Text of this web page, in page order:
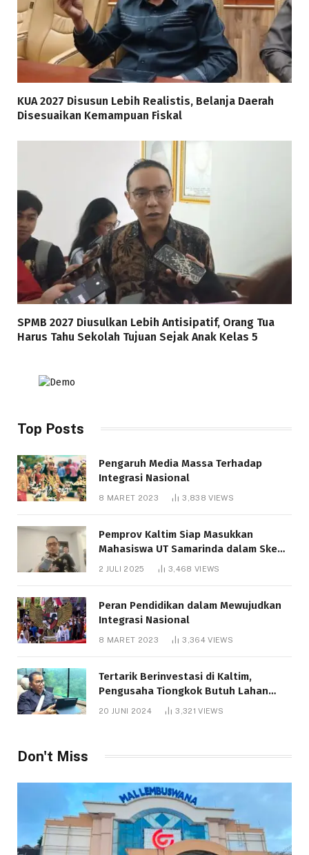
KUA 2027 Disusun Lebih Realistis, Belanja Daerah
Disesuaikan Kemampuan Fiskal
SPMB 2027 Diusulkan Lebih Antisipatif, Orang Tua
Harus Tahu Sekolah Tujuan Sejak Anak Kelas 5
Top Posts
Pengaruh Media Massa Terhadap
Integrasi Nasional
8 MARET 2023 3,838VIEWS
Pemprov Kaltim Siap Masukkan
Mahasiswa UT Samarinda dalam Skema
Bantuan Pendidikan Gratispol
2 JULI 2025 3,468 VIEWS
Peran Pendidikan dalam Mewujudkan
Integrasi Nasional
8 MARET 2023 3,364VIEWS
Tertarik Berinvestasi di Kaltim,
Pengusaha Tiongkok Butuh Lahan
1.000 Hektare
20 JUNI 2024 3,321VIEWS
Don't Miss